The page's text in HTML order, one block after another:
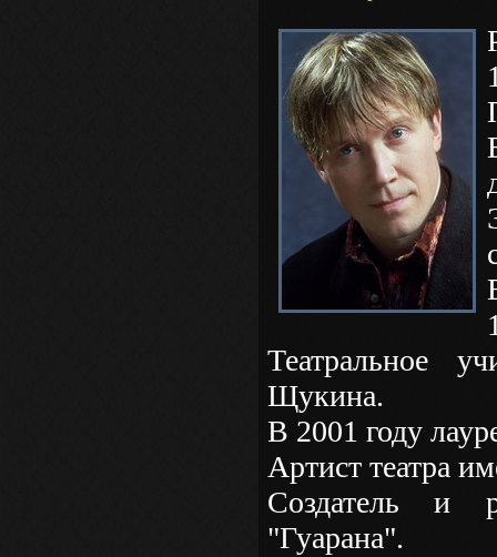
Театральное
Щукина.
В 2001 году
Артист театра
Создатель и
"Гуарана".